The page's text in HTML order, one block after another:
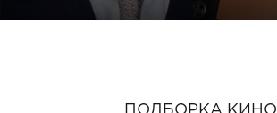
ПОДБОРКА КИНО